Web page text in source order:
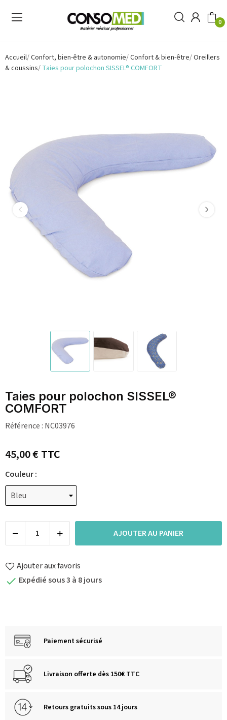
0
Accueil Confort, bien-être & autonomie Confort & bien-être Oreillers
& coussins Taies pour polochon SISSEL® COMFORT
Taies pour polochon SISSEL®
COMFORT
Référence : NC03976
45,00 €TTC
Couleur :
AJOUTER AU PANIER
Ajouter aux favoris
 Expédié sous 3 à 8 jours
Paiement sécurisé
Livraison offerte dès 150€ TTC
Retours gratuits sous 14 jours